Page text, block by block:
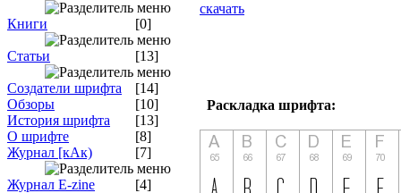
Книги [0]
Статьи [13]
Создатели шрифта
[14]
Обзоры
[10]
История шрифта
[13]
О шрифте
[8]
Журнал [кАк)
[7]
Журнал E-zine [4]
скачать
Раскладка шрифта: